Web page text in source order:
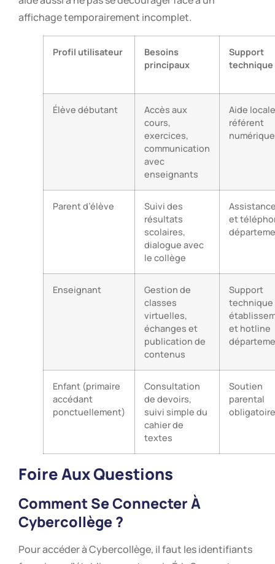
affichage temporairement incomplet.
Profil utilisateur
Besoins
principaux
Support
technique
Élève débutant
Accès aux
cours,
exercices,
communication
avec
enseignants
Aide
référent
numérique
Parent d’élève
Suivi des
résultats
scolaires,
dialogue avec
le collège
et
Enseignant
Gestion de
classes
virtuelles,
échanges et
publication de
contenus
Support
technique
et hotline
Enfant (primaire
accédant
ponctuellement)
Consultation
de devoirs,
suivi simple du
cahier de
textes
Soutien
parental
obligatoire
Foire Aux Questions
Comment Se Connecter À
Cybercollège ?
Pour accéder à Cybercollège, il faut les identifiants